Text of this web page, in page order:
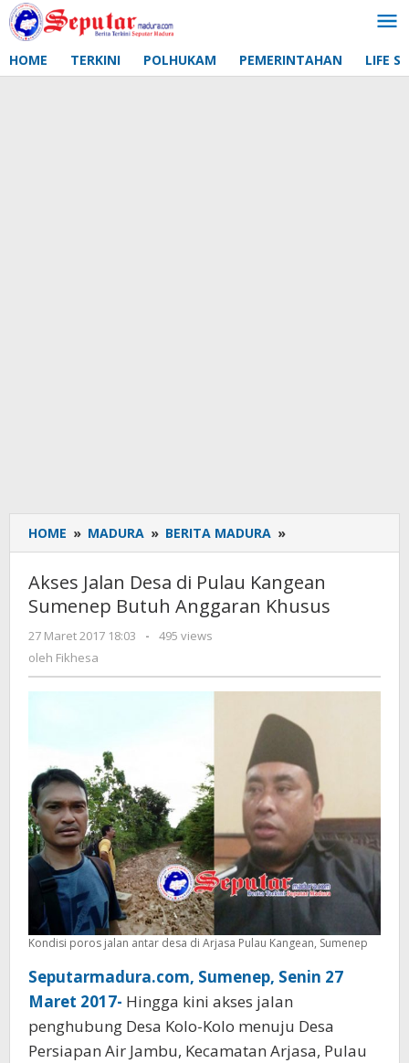
Lewati
ke
HOME TERKINI POLHUKAM PEMERINTAHAN LIFE
HOME » MADURA » BERITA MADURA »
Jalan
di
Pulau
Akses Jalan Desa di Pulau Kangean
Sumenep Butuh Anggaran Khusus
27 Maret 2017 18:03
oleh
-
495 views
oleh Fikhesa
Kondisi poros jalan antar desa di Arjasa Pulau Kangean, Sumenep
Seputarmadura.com, Sumenep, Senin 27
Maret 2017- Hingga kini akses jalan
penghubung Desa Kolo-Kolo menuju Desa
Persiapan Air Jambu, Kecamatan Arjasa, Pulau